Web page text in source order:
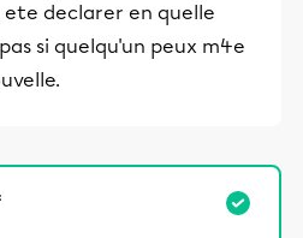
declarer en quelle
si quelqu'un peux m4e